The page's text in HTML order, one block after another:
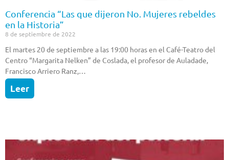
Conferencia “Las que dijeron No. Mujeres rebeldes
en la Historia”
8 de septiembre de 2022
El martes 20 de septiembre a las 19:00 horas en el Café-Teatro del
Centro “Margarita Nelken” de Coslada, el profesor de Auladade,
Francisco Arriero Ranz,…
Leer